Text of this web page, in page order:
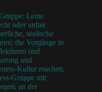
Leute
oder unfair
seelische
die Vorgänge in
und
und
Kultur machen;
Gruppe mit
an der